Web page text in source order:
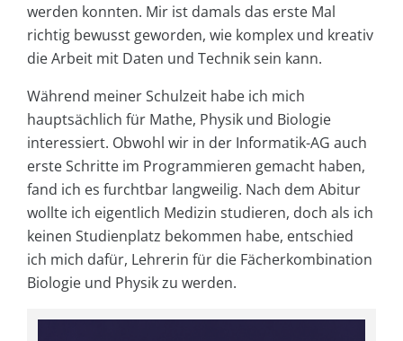
werden konnten. Mir ist damals das erste Mal
richtig bewusst geworden, wie komplex und kreativ
die Arbeit mit Daten und Technik sein kann.
Während meiner Schulzeit habe ich mich
hauptsächlich für Mathe, Physik und Biologie
interessiert. Obwohl wir in der Informatik-AG auch
erste Schritte im Programmieren gemacht haben,
fand ich es furchtbar langweilig. Nach dem Abitur
wollte ich eigentlich Medizin studieren, doch als ich
keinen Studienplatz bekommen habe, entschied
ich mich dafür, Lehrerin für die Fächerkombination
Biologie und Physik zu werden.